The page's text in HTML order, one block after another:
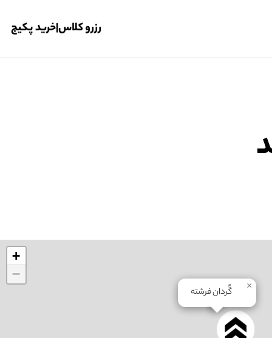
رزرو کلاس|خرید پکیج
گٌردان فرشته
×
+
−